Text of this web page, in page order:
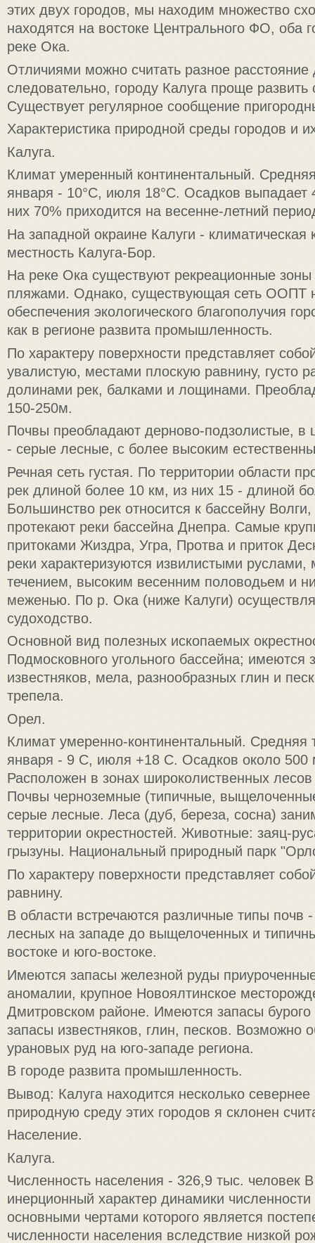
этих двух городов, мы находим множество
находятся на востоке Центрального ФО, оба
реке Ока.
Отличиями можно считать разное
следовательно, городу Калуга проще развить
Существует регулярное сообщение
Характеристика природной среды городов и
Калуга.
Климат умеренный континентальный.
января - 10°С, июля 18°С. Осадков выпадает
них 70% приходится на весенне-летний
На западной окраине Калуги - климатическая
местность Калуга-Бор.
На реке Ока существуют рекреационные
пляжами. Однако, существующая сеть ООПТ
обеспечения экологического благополучия
как в регионе развита промышленность.
По характеру поверхности представляет
увалистую, местами плоскую равнину, густо
долинами рек, балками и лощинами.
150-250м.
Почвы преобладают дерново-подзолистые, в
- серые лесные, с более высоким
Речная сеть густая. По территории области
рек длиной более 10 км, из них 15 - длиной
Большинство рек относится к бассейну
протекают реки бассейна Днепра. Самые
притоками Жиздра, Угра, Протва и приток
реки характеризуются извилистыми
течением, высоким весенним половодьем и
меженью. По р. Ока (ниже Калуги)
судоходство.
Основной вид полезных ископаемых
Подмосковного угольного бассейна; имеются
известняков, мела, разнообразных глин и
трепела.
Орел.
Климат умеренно-континентальный. Средняя
января - 9 С, июля +18 С. Осадков около 500
Расположен в зонах широколиственных
Почвы черноземные (типичные,
серые лесные. Леса (дуб, береза, сосна)
территории окрестностей. Животные: заяц-
грызуны. Национальный природный парк
По характеру поверхности представляет
равнину.
В области встречаются различные типы почв
лесных на западе до выщелоченных и
востоке и юго-востоке.
Имеются запасы железной руды
аномалии, крупное Новоялтинское
Дмитровском районе. Имеются запасы бурого
запасы известняков, глин, песков. Возможно
урановых руд на юго-западе региона.
В городе развита промышленность.
Вывод: Калуга находится несколько
природную среду этих городов я склонен
Население.
Калуга.
Численность населения - 326,9 тыс. человек
инерционный характер динамики
основными чертами которого является
численности населения вследствие низкой